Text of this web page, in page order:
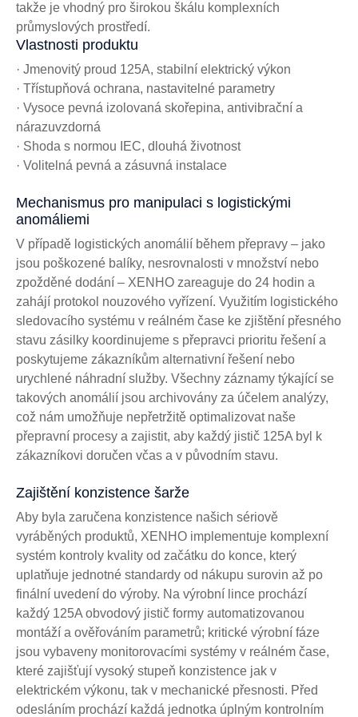
takže je vhodný pro širokou škálu komplexních
průmyslových prostředí.
Vlastnosti produktu
· Jmenovitý proud 125A, stabilní elektrický výkon
· Třístupňová ochrana, nastavitelné parametry
· Vysoce pevná izolovaná skořepina, antivibrační a
nárazuvzdorná
· Shoda s normou IEC, dlouhá životnost
· Volitelná pevná a zásuvná instalace
Mechanismus pro manipulaci s logistickými
anomáliemi
V případě logistických anomálií během přepravy – jako
jsou poškozené balíky, nesrovnalosti v množství nebo
zpožděné dodání – XENHO zareaguje do 24 hodin a
zahájí protokol nouzového vyřízení. Využitím logistického
sledovacího systému v reálném čase ke zjištění přesného
stavu zásilky koordinujeme s přepravci prioritu řešení a
poskytujeme zákazníkům alternativní řešení nebo
urychlené náhradní služby. Všechny záznamy týkající se
takových anomálií jsou archivovány za účelem analýzy,
což nám umožňuje nepřetržitě optimalizovat naše
přepravní procesy a zajistit, aby každý jistič 125A byl k
zákazníkovi doručen včas a v původním stavu.
Zajištění konzistence šarže
Aby byla zaručena konzistence našich sériově
vyráběných produktů, XENHO implementuje komplexní
systém kontroly kvality od začátku do konce, který
uplatňuje jednotné standardy od nákupu surovin až po
finální uvedení do výroby. Na výrobní lince prochází
každý 125A obvodový jistič formy automatizovanou
montáží a ověřováním parametrů; kritické výrobní fáze
jsou vybaveny monitorovacími systémy v reálném čase,
které zajišťují vysoký stupeň konzistence jak v
elektrickém výkonu, tak v mechanické přesnosti. Před
odesláním prochází každá jednotka úplným kontrolním